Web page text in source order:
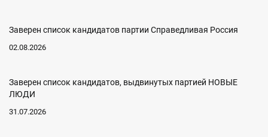
Заверен список кандидатов партии Справедливая Россия
02.08.2026
Заверен список кандидатов, выдвинутых партией НОВЫЕ
ЛЮДИ
31.07.2026